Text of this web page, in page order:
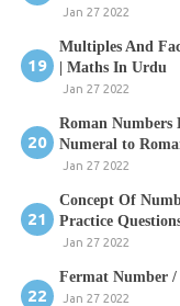
Jan 27 2022
Multiples And
| Maths In Urdu
Jan 27 2022
Roman Numbers
Numeral to
Jan 27 2022
Concept Of
Practice
Jan 27 2022
Fermat Number
Jan 27 2022